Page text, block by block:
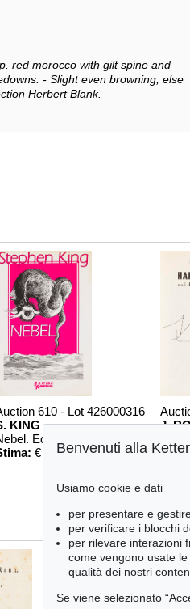
red morocco with gilt spine and
- Slight even browning, else
Herbert Blank.
610 - Lot 426000316
KING
€ 2,000
J.
Benvenuti alla
Usiamo cookie e dati
per presentare e
per verificare i blocchi
per rilevare interazioni
come vengono usate
qualità dei nostri
Se viene selezionato